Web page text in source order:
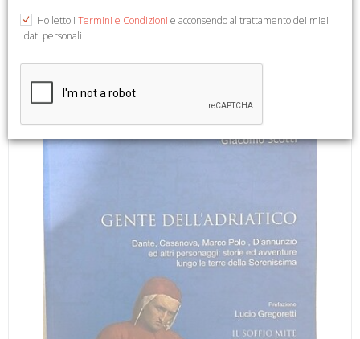
Con una introduzione di Marino De Grassi. Mariano del Friuli,
2008; cartonato, pp. 168, 432 ill. b/n e col., cm 24x22,5.
Ho letto i Termini e Condizioni e acconsendo al trattamento dei miei
dati personali